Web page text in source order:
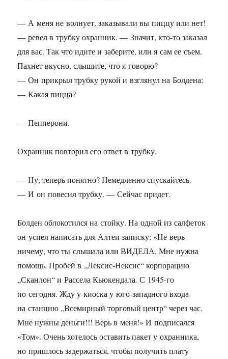
— А меня не волнует, заказывали вы пиццу или нет!
— ревел в трубку охранник. — Значит, кто-то заказал
для вас. Так что идите и заберите, или я сам ее съем.
Пахнет вкусно, слышите, что я говорю?
— Он прикрыл трубку рукой и взглянул на Болдена:
— Какая пицца?
— Пепперони.
Охранник повторил его ответ в трубку.
— Ну, теперь понятно? Немедленно спускайтесь.
— И он повесил трубку. — Сейчас придет.
Болден облокотился на стойку. На одной из салфеток
он успел написать для Алтеи записку: «Не верь
ничему, что ты слышала или ВИДЕЛА. Мне нужна
помощь. Пробей в „Лексис-Нексис“ корпорацию
„Сканлон“ и Рассела Кьюкендала. С 1945-го
по сегодня. Жду у киоска у юго-западного входа
на станцию „Всемирный торговый центр“ через час.
Мне нужны деньги!!! Верь в меня!» И подписался
«Том». Очень хотелось оставить пакет у охранника,
но пришлось задержаться, чтобы получить плату